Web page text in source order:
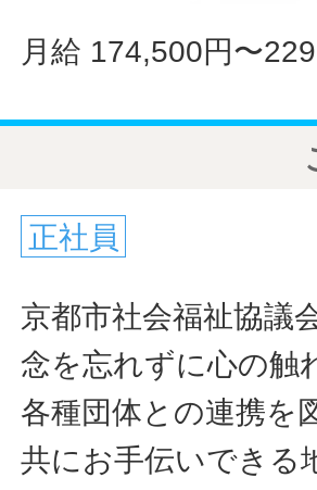
月給 174,500円〜
正社員
京都市社会福祉協議
念を忘れずに心の触
各種団体との連携を
共にお手伝いできる